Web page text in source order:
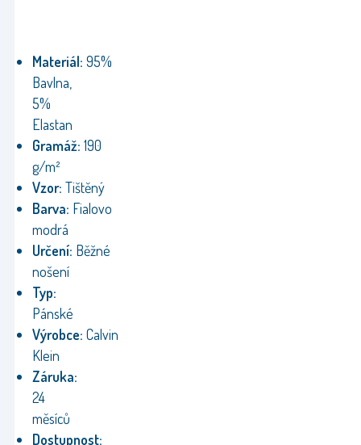
Materiál: 95%
Bavlna,
5%
Elastan
Gramáž: 190
g/m²
Vzor: Tištěný
Barva: Fialovo
modrá
Určení: Běžné
nošení
Typ:
Pánské
Výrobce: Calvin
Klein
Záruka:
24
měsíců
Dostupnost: